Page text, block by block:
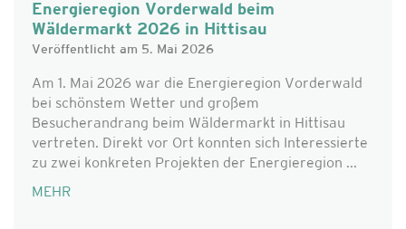
Energieregion Vorderwald beim
Wäldermarkt 2026 in Hittisau
Veröffentlicht am 5. Mai 2026
Am 1. Mai 2026 war die Energieregion Vorderwald
bei schönstem Wetter und großem
Besucherandrang beim Wäldermarkt in Hittisau
vertreten. Direkt vor Ort konnten sich Interessierte
zu zwei konkreten Projekten der Energieregion ...
MEHR